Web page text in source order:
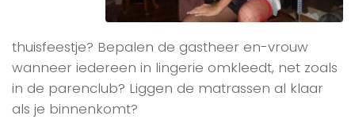
thuisfeestje? Bepalen de gastheer en-vrouw
wanneer iedereen in lingerie omkleedt, net zoals
in de parenclub? Liggen de matrassen al klaar
als je binnenkomt?